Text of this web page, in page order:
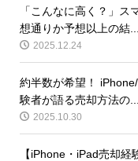
「こんなに高く？」
想通りか予想以上の結...
2025.12.24
約半数が希望！
験者が語る売却方法の...
2025.10.30
【iPhone・iPad売却